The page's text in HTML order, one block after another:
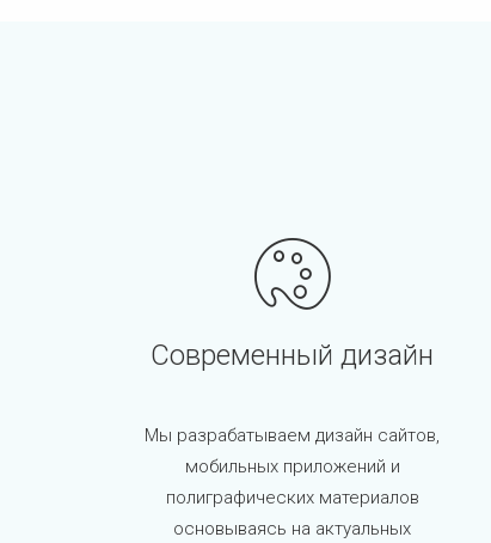
Современный дизайн
Мы разрабатываем дизайн сайтов,
мобильных приложений и
полиграфических материалов
основываясь на актуальных